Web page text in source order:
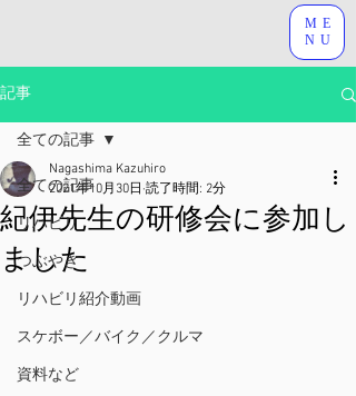
ME
NU
記事
全ての記事
リハビリ
つぶやき
リハビリ紹介動画
スケボー／バイク／クルマ
資料など
全ての記事
紀伊先生の研修会に参加し
ました
Nagashima Kazuhiro
2021年10月30日 読了時間: 2分